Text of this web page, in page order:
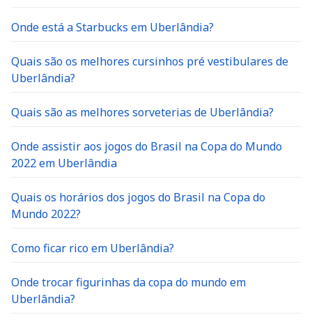
Onde está a Starbucks em Uberlândia?
Quais são os melhores cursinhos pré vestibulares de
Uberlândia?
Quais são as melhores sorveterias de Uberlândia?
Onde assistir aos jogos do Brasil na Copa do Mundo
2022 em Uberlândia
Quais os horários dos jogos do Brasil na Copa do
Mundo 2022?
Como ficar rico em Uberlândia?
Onde trocar figurinhas da copa do mundo em
Uberlândia?